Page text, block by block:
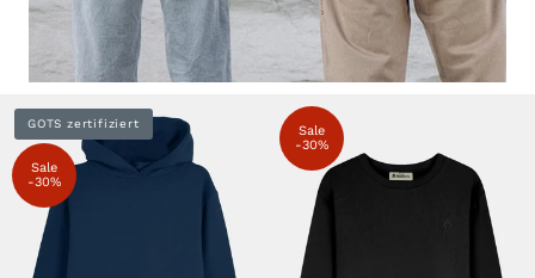
GOTS zertifiziert
Sale
-30%
Sale
-30%